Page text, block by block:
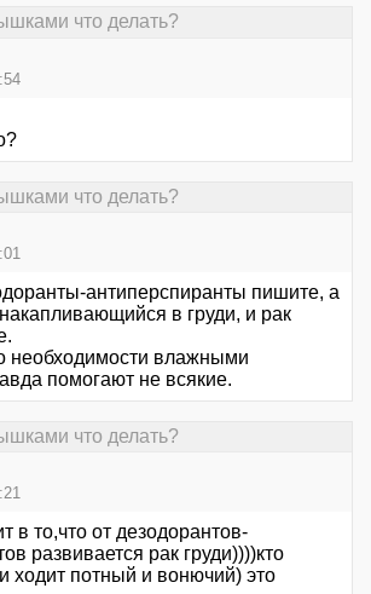
что делать?
что делать?
антиперспиранты пишите, а
в груди, и рак
необходимости влажными
помогают не всякие.
что делать?
в то,что от дезодорантов-
развивается рак груди))))кто
и ходит потный и вонючий) это